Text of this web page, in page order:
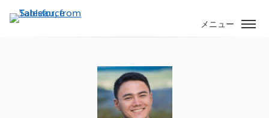
イ
メニュー